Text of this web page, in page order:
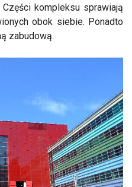
kompleksu sprawiają
obok siebie. Ponadto
zabudową.